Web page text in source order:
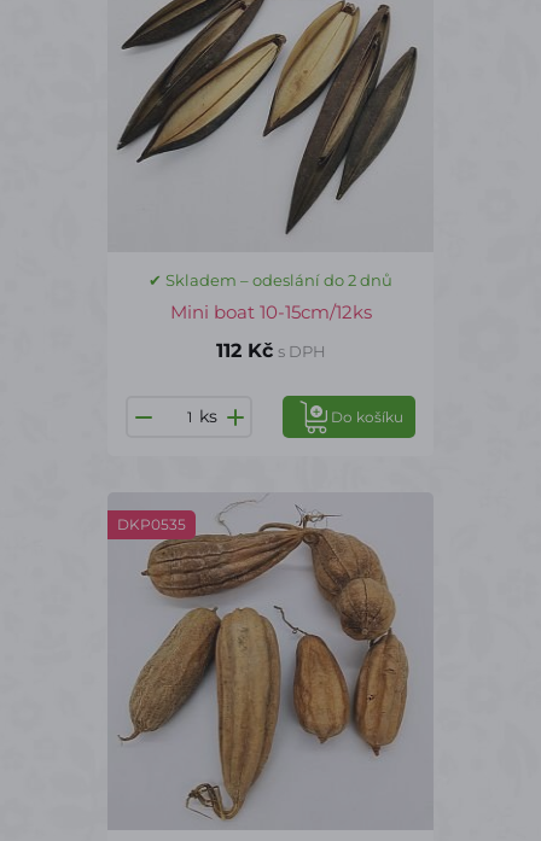
✔ Skladem – odeslání do 2 dnů
Mini boat 10-15cm/12ks
112 Kč s DPH
ks Do košíku
DKP0535